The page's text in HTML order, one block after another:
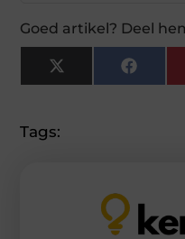
Goed artikel? Deel
X
(Twitter)
Tags: